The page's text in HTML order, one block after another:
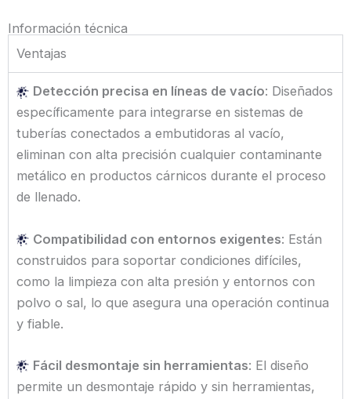
Información técnica
Ventajas
Detección precisa en líneas de vacío: Diseñados
específicamente para integrarse en sistemas de
tuberías conectados a embutidoras al vacío,
eliminan con alta precisión cualquier contaminante
metálico en productos cárnicos durante el proceso
de llenado.
Compatibilidad con entornos exigentes: Están
construidos para soportar condiciones difíciles,
como la limpieza con alta presión y entornos con
polvo o sal, lo que asegura una operación continua
y fiable.
Fácil desmontaje sin herramientas: El diseño
permite un desmontaje rápido y sin herramientas,